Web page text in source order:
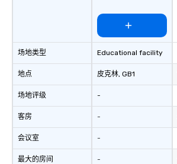
场地类型
地点
场地评级
客房
会议室
最大的房间
Educational facility
皮克林, GB1
-
-
-
-